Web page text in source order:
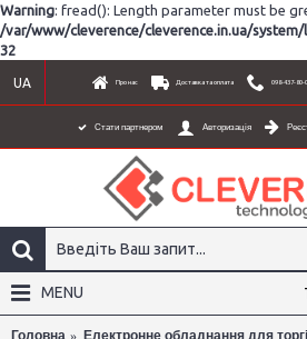
Warning: fread(): Length parameter must be
/var/www/cleverence/cleverence.in.ua/
32
Про нас Доставка та оплата 098-437-80-
UA
Стати партнером Авторизація
MENU
Головна
Електронне обладнання для